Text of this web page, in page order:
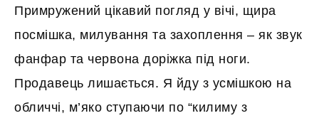
Примружений цікавий погляд у вічі, щира
посмішка, милування та захоплення – як звук
фанфар та червона доріжка під ноги.
Продавець лишається. Я йду з усмішкою на
обличчі, м’яко ступаючи по “килиму з